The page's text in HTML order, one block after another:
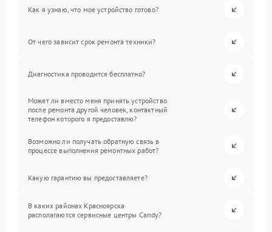
Как я узнаю, что мое устройство готово?
От чего зависит срок ремонта техники?
Диагностика проводится бесплатно?
Может ли вместо меня принять устройство
после ремонта другой человек, контактный
телефон которого я предоставлю?
Возможно ли получать обратную связь в
процессе выполнения ремонтных работ?
Какую гарантию вы предоставляете?
В каких районах Красноярска
располагаются сервисные центры Candy?